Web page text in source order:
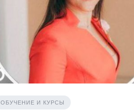
ОБУЧЕНИЕ И КУРСЫ